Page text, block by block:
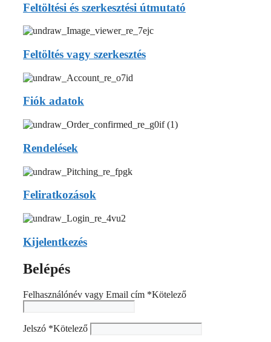
Feltöltési és szerkesztési útmutató
Feltöltés vagy szerkesztés
Fiók adatok
Rendelések
Feliratkozások
Kijelentkezés
Belépés
Felhasználónév vagy Email cím *Kötelező
Jelszó *Kötelező